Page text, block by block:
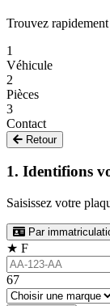
Trouvez
1
Véhicule
2
Pièces
3
Contact
Retour
1. Identifions
Saisissez votre
Par
★ F
67